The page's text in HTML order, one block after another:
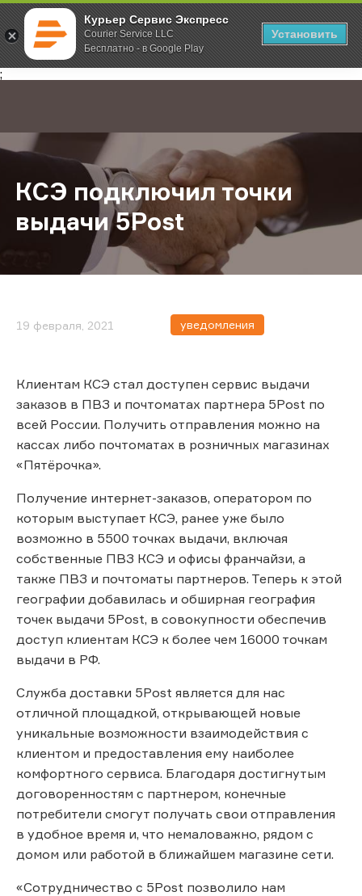
Курьер Сервис Экспресс
Courier Service LLC
Бесплатно - в Google Play
Установить
;
Главная О компании Новости КСЭ подключил точки выдачи
КСЭ подключил точки
выдачи 5Post
19 февраля, 2021 уведомления
Клиентам КСЭ стал доступен сервис выдачи
заказов в ПВЗ и почтоматах партнера 5Post по
всей России. Получить отправления можно на
кассах либо почтоматах в розничных магазинах
«Пятёрочка».
Получение интернет-заказов, оператором по
которым выступает КСЭ, ранее уже было
возможно в 5500 точках выдачи, включая
собственные ПВЗ КСЭ и офисы франчайзи, а
также ПВЗ и почтоматы партнеров. Теперь к этой
географии добавилась и обширная география
точек выдачи 5Post, в совокупности обеспечив
доступ клиентам КСЭ к более чем 16000 точкам
выдачи в РФ.
Служба доставки 5Post является для нас
отличной площадкой, открывающей новые
уникальные возможности взаимодействия с
клиентом и предоставления ему наиболее
комфортного сервиса. Благодаря достигнутым
договоренностям с партнером, конечные
потребители смогут получать свои отправления
в удобное время и, что немаловажно, рядом с
домом или работой в ближайшем магазине сети.
«Сотрудничество с 5Post позволило нам